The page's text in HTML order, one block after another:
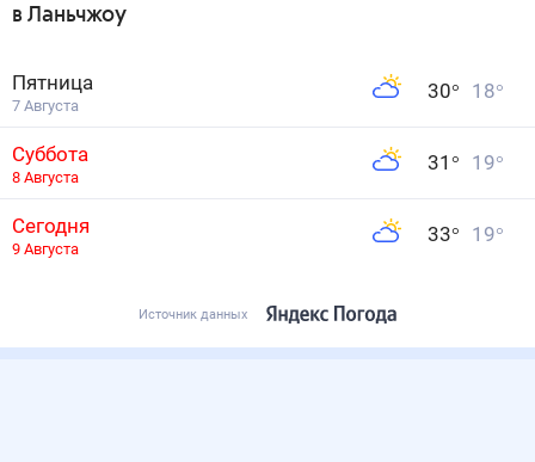
в Ланьчжоу
Пятница
7 Августа
30° 18°
Суббота
8 Августа
31 ° 19°
Сегодня
9 Августа
33° 19°
Источник данных